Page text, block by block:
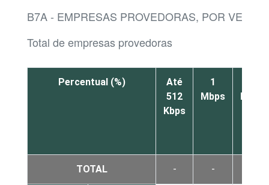
B7A - EMPRESAS PROVEDORAS, POR
Total de empresas provedoras
Percentual (%)
Até
512
Kbps
1
Mbps
Mbps
TOTAL - -